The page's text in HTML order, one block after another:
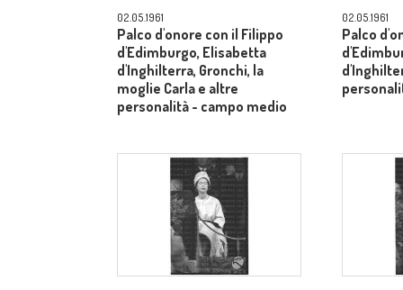
02.05.1961
Palco d'onore con il Filippo
d'Edimburgo, Elisabetta
d'Inghilterra, Gronchi, la
moglie Carla e altre
personalità - campo medio
02.05.1961
Palco